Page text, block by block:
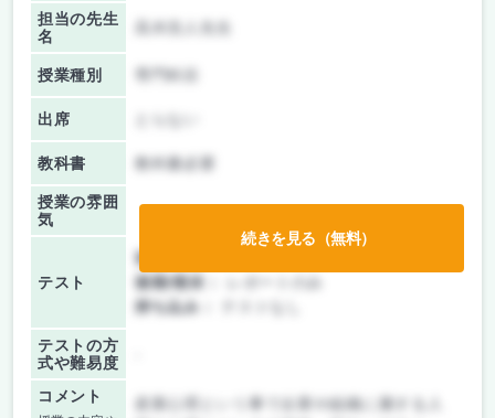
担当の先生
名
授業種別
出席
教科書 教科書必要
授業の雰囲
気
テスト
前期/中間：
後期/期末：
持ち込み：
テストの方
式や難易度
コメント
産業心理という事で企業や組織に属する人
続きを見る（無料）